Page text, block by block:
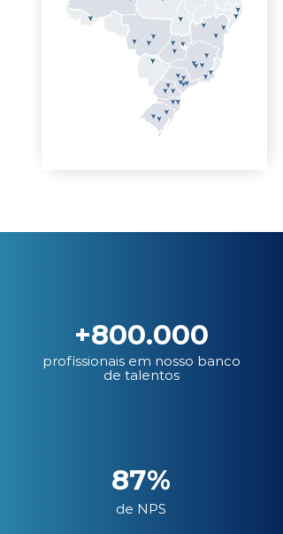
+800.000
profissionais em nosso banco
de talentos
87%
de NPS